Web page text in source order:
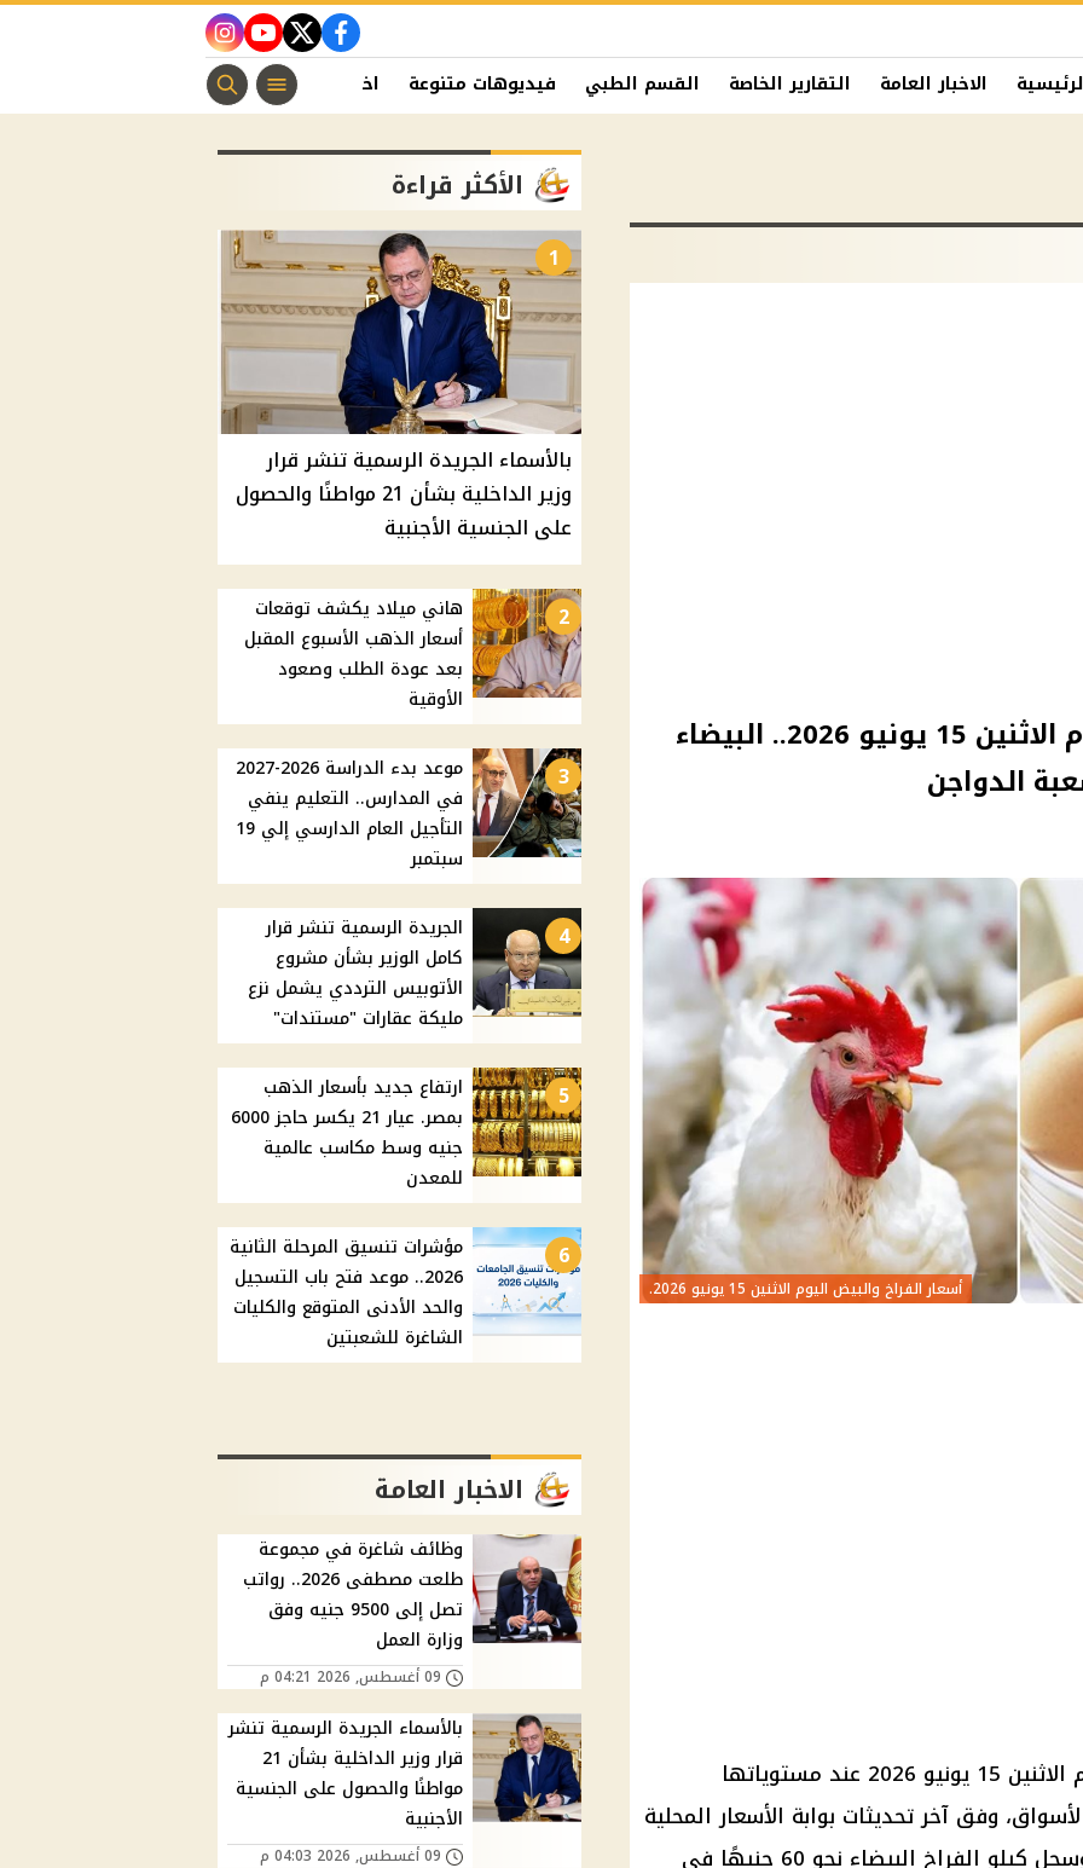
facebook
twitter
youtube
instagram
الاخبار العامة التقارير الخاصة القسم الطبي فيديوهات متنوعة اخبار الفن منوعات مسيحية
أسعار الفراخ والبيض اليوم الاثنين 15 يونيو 2026.. البيضاء
أسعار الفراخ والبيض اليوم الاثنين 15 يونيو 2026.
استقرت أسعار الفراخ والبيض اليوم الاثنين 15 يونيو 2026 عند مستوياتها
وفق آخر تحديثات بوابة الأسعار المحلية
والعالمية التابعة لمجلس الوزراء. وسجل كيلو الفراخ البيضاء نحو 60 جنيهًا في
الأكثر قراءة
1
بالأسماء الجريدة الرسمية تنشر قرار
وزير الداخلية بشأن 21 مواطنًا والحصول
على الجنسية الأجنبية
2
هاني ميلاد يكشف توقعات
أسعار الذهب الأسبوع المقبل
بعد عودة الطلب وصعود
الأوقية
3
موعد بدء الدراسة 2026-2027
في المدارس.. التعليم ينفي
التأجيل العام الدارسي إلي 19
سبتمبر
4
الجريدة الرسمية تنشر قرار
كامل الوزير بشأن مشروع
الأتوبيس الترددي يشمل نزع
مليكة عقارات "مستندات"
5
ارتفاع جديد بأسعار الذهب
بمصر. عيار 21 يكسر حاجز 6000
جنيه وسط مكاسب عالمية
للمعدن
6
مؤشرات تنسيق المرحلة الثانية
2026.. موعد فتح باب التسجيل
والحد الأدنى المتوقع والكليات
الشاغرة للشعبتين
الاخبار العامة
وظائف شاغرة في مجموعة
طلعت مصطفى 2026.. رواتب
تصل إلى 9500 جنيه وفق
وزارة العمل
09 أغسطس, 2026 04:21 م
بالأسماء الجريدة الرسمية تنشر
قرار وزير الداخلية بشأن 21
مواطنًا والحصول على الجنسية
الأجنبية
09 أغسطس, 2026 04:03 م